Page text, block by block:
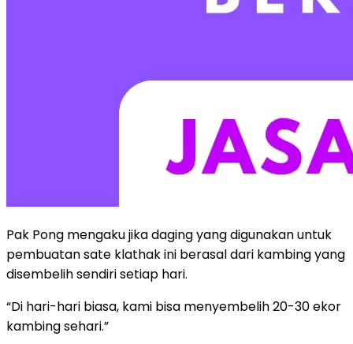
Pak Pong mengaku jika daging yang digunakan untuk
pembuatan sate klathak ini berasal dari kambing yang
disembelih sendiri setiap hari.
“Di hari-hari biasa, kami bisa menyembelih 20-30 ekor
kambing sehari.”